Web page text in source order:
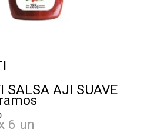
SALSA AJI SUAVE
6 un